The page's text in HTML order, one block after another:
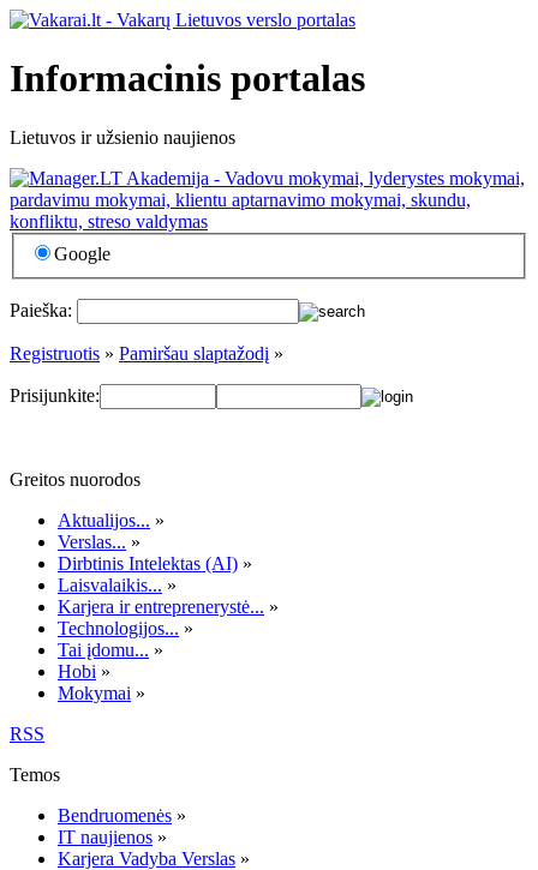
Informacinis portalas
Lietuvos ir užsienio naujienos
Google
Paieška:
Registruotis » Pamiršau slaptažodį »
Prisijunkite:
Greitos nuorodos
Aktualijos... »
Verslas... »
Dirbtinis Intelektas (AI) »
Laisvalaikis... »
Karjera ir entreprenerystė... »
Technologijos... »
Tai įdomu... »
Hobi »
Mokymai »
RSS
Temos
Bendruomenės »
IT naujienos »
Karjera Vadyba Verslas »